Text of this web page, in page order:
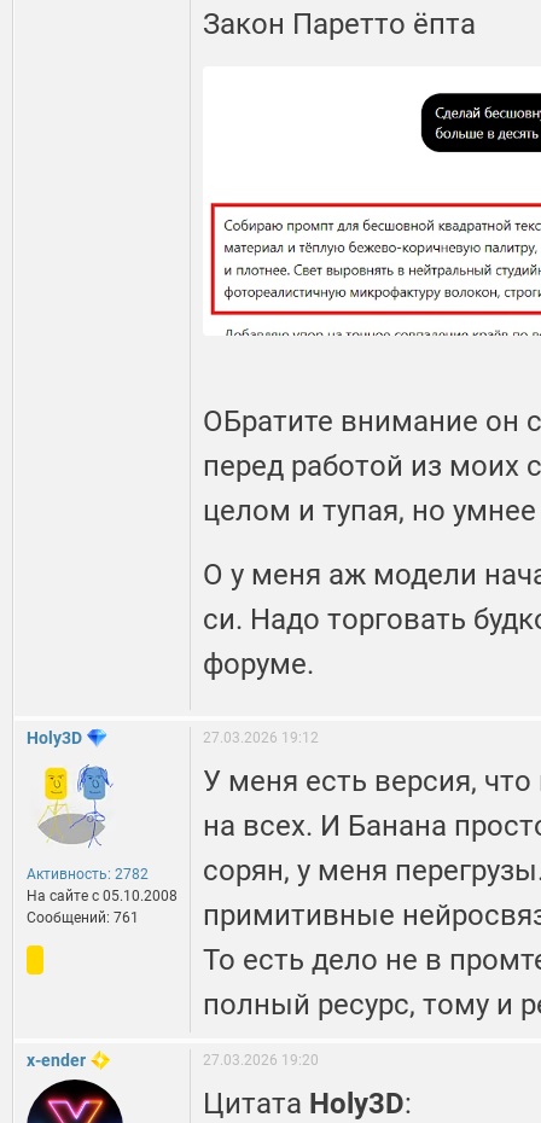
Закон Паретто ёпта
ОБратите внимание он
перед работой из моих
целом и тупая, но
О у меня аж модели
си. Надо торговать
форуме.
Holy3D
Активность: 2782
На сайте c 05.10.2008
Сообщений: 761
27.03.2026 19:12
У меня есть версия,
на всех. И Банана
сорян, у меня
примитивные
То есть дело не в
полный ресурс, тому и
x-ender 27.03.2026 19:20
Цитата Holy3D: